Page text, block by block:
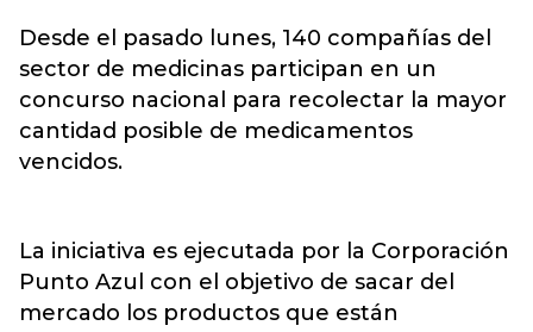
Desde el pasado lunes, 140 compañías del
sector de medicinas participan en un
concurso nacional para recolectar la mayor
cantidad posible de medicamentos
vencidos.
La iniciativa es ejecutada por la Corporación
Punto Azul con el objetivo de sacar del
mercado los productos que están